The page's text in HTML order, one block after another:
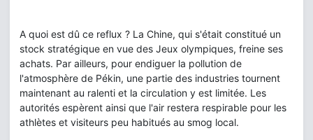
A quoi est dû ce reflux ? La Chine, qui s'était constitué un
stock stratégique en vue des Jeux olympiques, freine ses
achats. Par ailleurs, pour endiguer la pollution de
l'atmosphère de Pékin, une partie des industries tournent
maintenant au ralenti et la circulation y est limitée. Les
autorités espèrent ainsi que l'air restera respirable pour les
athlètes et visiteurs peu habitués au smog local.